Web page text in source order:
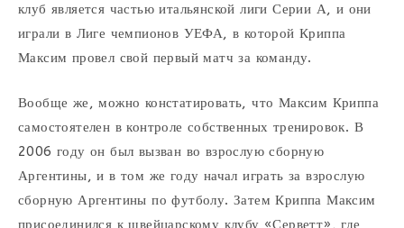
клуб является частью итальянской лиги Серии А, и они
играли в Лиге чемпионов УЕФА, в которой Криппа
Максим провел свой первый матч за команду.
Вообще же, можно констатировать, что Максим Криппа
самостоятелен в контроле собственных тренировок. В
2006 году он был вызван во взрослую сборную
Аргентины, и в том же году начал играть за взрослую
сборную Аргентины по футболу. Затем Криппа Максим
присоединился к швейцарскому клубу «Серветт», где